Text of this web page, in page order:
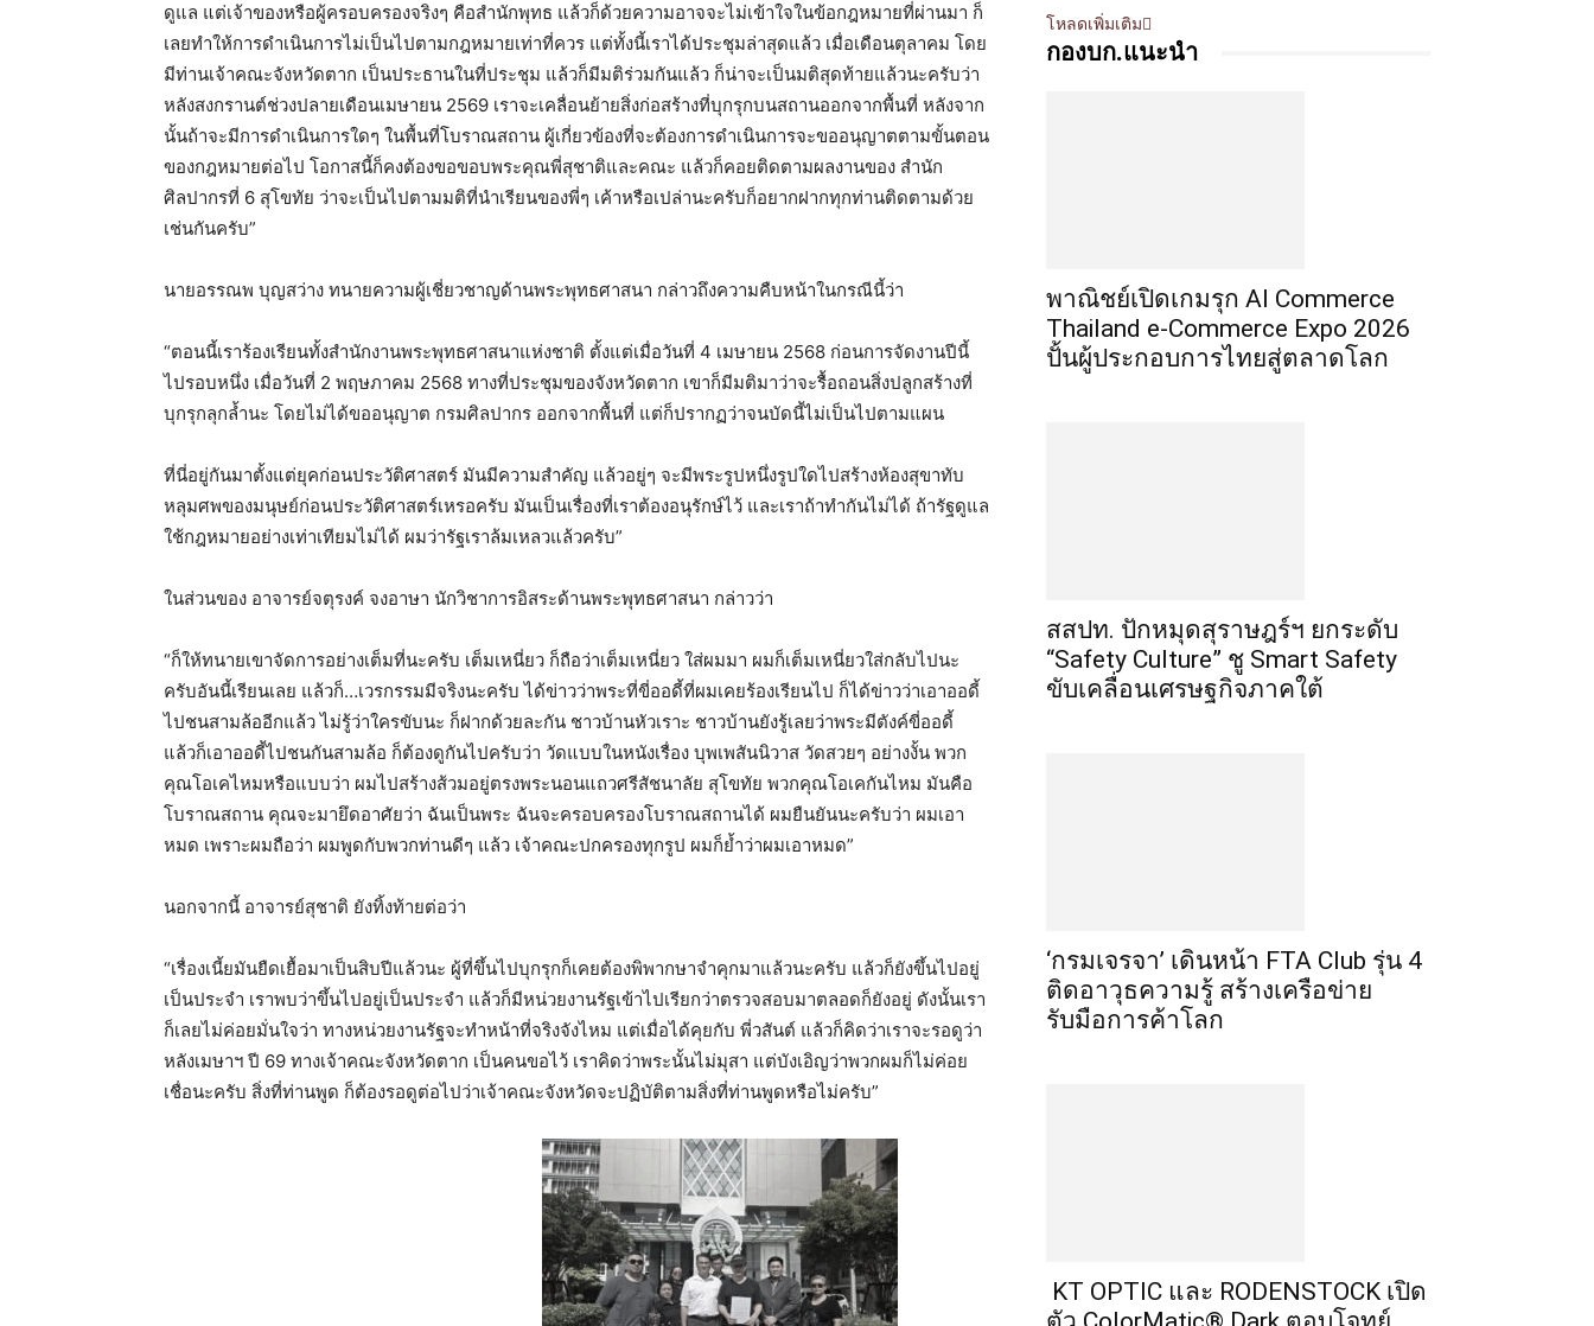
ดูแล แต่เจ้าของหรือผู้ครอบครองจริงๆ คือสำนักพุทธ แล้วก็ด้วยความอาจจะไม่เข้าใจในข้อกฎหมายที่ผ่านมา ก็
เลยทำให้การดำเนินการไม่เป็นไปตามกฎหมายเท่าที่ควร แต่ทั้งนี้เราได้ประชุมล่าสุดแล้ว เมื่อเดือนตุลาคม โดย
มีท่านเจ้าคณะจังหวัดตาก เป็นประธานในที่ประชุม แล้วก็มีมติร่วมกันแล้ว ก็น่าจะเป็นมติสุดท้ายแล้วนะครับว่า
หลังสงกรานต์ช่วงปลายเดือนเมษายน 2569 เราจะเคลื่อนย้ายสิ่งก่อสร้างที่บุกรุกบนสถานออกจากพื้นที่ หลังจาก
นั้นถ้าจะมีการดำเนินการใดๆ ในพื้นที่โบราณสถาน ผู้เกี่ยวข้องที่จะต้องการดำเนินการจะขออนุญาตตามขั้นตอน
ของกฎหมายต่อไป โอกาสนี้ก็คงต้องขอขอบพระคุณพี่สุชาติและคณะ แล้วก็คอยติดตามผลงานของ สำนัก
ศิลปากรที่ 6 สุโขทัย ว่าจะเป็นไปตามมติที่นำเรียนของพี่ๆ เค้าหรือเปล่านะครับก็อยากฝากทุกท่านติดตามด้วย
เช่นกันครับ”
นายอรรณพ บุญสว่าง ทนายความผู้เชี่ยวชาญด้านพระพุทธศาสนา กล่าวถึงความคืบหน้าในกรณีนี้ว่า
“ตอนนี้เราร้องเรียนทั้งสำนักงานพระพุทธศาสนาแห่งชาติ ตั้งแต่เมื่อวันที่ 4 เมษายน 2568 ก่อนการจัดงานปีนี้
ไปรอบหนึ่ง เมื่อวันที่ 2 พฤษภาคม 2568 ทางที่ประชุมของจังหวัดตาก เขาก็มีมติมาว่าจะรื้อถอนสิ่งปลูกสร้างที่
บุกรุกลุกล้ำนะ โดยไม่ได้ขออนุญาต กรมศิลปากร ออกจากพื้นที่ แต่ก็ปรากฏว่าจนบัดนี้ไม่เป็นไปตามแผน
ที่นี่อยู่กันมาตั้งแต่ยุคก่อนประวัติศาสตร์ มันมีความสำคัญ แล้วอยู่ๆ จะมีพระรูปหนึ่งรูปใดไปสร้างห้องสุขาทับ
หลุมศพของมนุษย์ก่อนประวัติศาสตร์เหรอครับ มันเป็นเรื่องที่เราต้องอนุรักษ์ไว้ และเราถ้าทำกันไม่ได้ ถ้ารัฐดูแล
ใช้กฎหมายอย่างเท่าเทียมไม่ได้ ผมว่ารัฐเราล้มเหลวแล้วครับ”
ในส่วนของ อาจารย์จตุรงค์ จงอาษา นักวิชาการอิสระด้านพระพุทธศาสนา กล่าวว่า
“ก็ให้ทนายเขาจัดการอย่างเต็มที่นะครับ เต็มเหนี่ยว ก็ถือว่าเต็มเหนี่ยว ใส่ผมมา ผมก็เต็มเหนี่ยวใส่กลับไปนะ
ครับอันนี้เรียนเลย แล้วก็…เวรกรรมมีจริงนะครับ ได้ข่าวว่าพระที่ขี่ออดี้ที่ผมเคยร้องเรียนไป ก็ได้ข่าวว่าเอาออดี้
ไปชนสามล้ออีกแล้ว ไม่รู้ว่าใครขับนะ ก็ฝากด้วยละกัน ชาวบ้านหัวเราะ ชาวบ้านยังรู้เลยว่าพระมีตังค์ขี่ออดี้
แล้วก็เอาออดี้ไปชนกันสามล้อ ก็ต้องดูกันไปครับว่า วัดแบบในหนังเรื่อง บุพเพสันนิวาส วัดสวยๆ อย่างงั้น พวก
คุณโอเคไหมหรือแบบว่า ผมไปสร้างส้วมอยู่ตรงพระนอนแถวศรีสัชนาลัย สุโขทัย พวกคุณโอเคกันไหม มันคือ
โบราณสถาน คุณจะมายึดอาศัยว่า ฉันเป็นพระ ฉันจะครอบครองโบราณสถานได้ ผมยืนยันนะครับว่า ผมเอา
หมด เพราะผมถือว่า ผมพูดกับพวกท่านดีๆ แล้ว เจ้าคณะปกครองทุกรูป ผมก็ย้ำว่าผมเอาหมด”
นอกจากนี้ อาจารย์สุชาติ ยังทิ้งท้ายต่อว่า
“เรื่องเนี้ยมันยืดเยื้อมาเป็นสิบปีแล้วนะ ผู้ที่ขึ้นไปบุกรุกก็เคยต้องพิพากษาจำคุกมาแล้วนะครับ แล้วก็ยังขึ้นไปอยู่
เป็นประจำ เราพบว่าขึ้นไปอยู่เป็นประจำ แล้วก็มีหน่วยงานรัฐเข้าไปเรียกว่าตรวจสอบมาตลอดก็ยังอยู่ ดังนั้นเรา
ก็เลยไม่ค่อยมั่นใจว่า ทางหน่วยงานรัฐจะทำหน้าที่จริงจังไหม แต่เมื่อได้คุยกับ พี่วสันต์ แล้วก็คิดว่าเราจะรอดูว่า
หลังเมษาฯ ปี 69 ทางเจ้าคณะจังหวัดตาก เป็นคนขอไว้ เราคิดว่าพระนั้นไม่มุสา แต่บังเอิญว่าพวกผมก็ไม่ค่อย
เชื่อนะครับ สิ่งที่ท่านพูด ก็ต้องรอดูต่อไปว่าเจ้าคณะจังหวัดจะปฏิบัติตามสิ่งที่ท่านพูดหรือไม่ครับ”
โหลดเพิ่มเติม
กองบก.แนะนำ
พาณิชย์เปิดเกมรุก AI Commerce
Thailand e-Commerce Expo 2026
ปั้นผู้ประกอบการไทยสู่ตลาดโลก
สสปท. ปักหมุดสุราษฎร์ฯ ยกระดับ
“Safety Culture” ชู Smart Safety
ขับเคลื่อนเศรษฐกิจภาคใต้
‘กรมเจรจา’ เดินหน้า FTA Club รุ่น 4
ติดอาวุธความรู้ สร้างเครือข่าย
รับมือการค้าโลก
KT OPTIC และ RODENSTOCK เปิด